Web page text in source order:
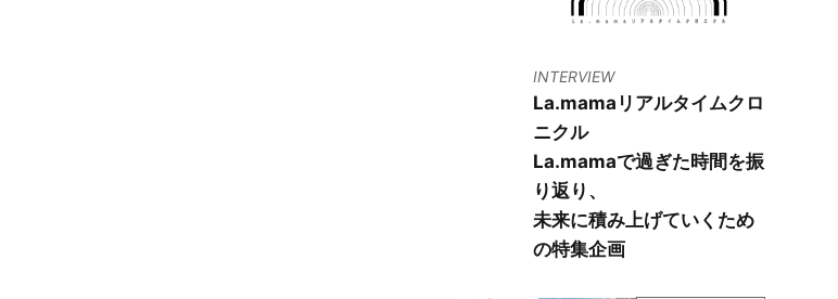
INTERVIEW
La.mamaリアルタイムクロ
ニクル
La.mamaで過ぎた時間を振
り返り、
未来に積み上げていくため
の特集企画